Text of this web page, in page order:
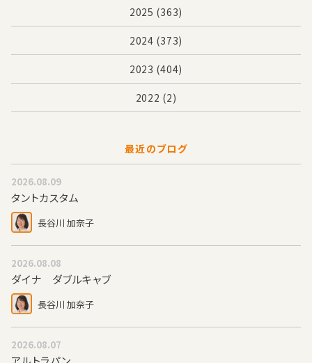
2025 (363)
2024 (373)
2023 (404)
2022 (2)
最近のブログ
2026.08.09
タントカスタム
長谷川 加奈子
2026.08.08
ダイナ ダブルキャブ
長谷川 加奈子
2026.08.07